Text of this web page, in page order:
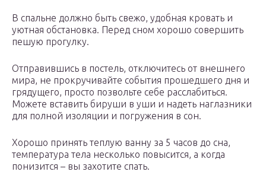
В спальне должно быть свежо, удобная кровать и
уютная обстановка. Перед сном хорошо совершить
пешую прогулку.
Отправившись в постель, отключитесь от внешнего
мира, не прокручивайте события прошедшего дня и
грядущего, просто позвольте себе расслабиться.
Можете вставить бируши в уши и надеть наглазники
для полной изоляции и погружения в сон.
Хорошо принять теплую ванну за 5 часов до сна,
температура тела несколько повысится, а когда
понизится – вы захотите спать.